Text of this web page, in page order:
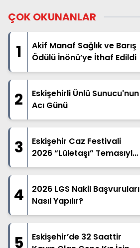
ÇOK OKUNANLAR
1
Akif Manaf Sağlık ve Barış
Ödülü İnönü’ye İthaf Edildi
2
Eskişehirli Ünlü Sunucu'nun
Acı Günü
3
Eskişehir Caz Festivali
2026 “Lületaşı” Temasıyla
Geliyor
4
2026 LGS Nakil Başvuruları
Nasıl Yapılır?
5
Eskişehir’de 32 Saattir